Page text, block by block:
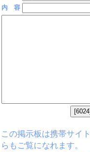
内 容
この掲示板は携帯サイ
らもご覧になれます。